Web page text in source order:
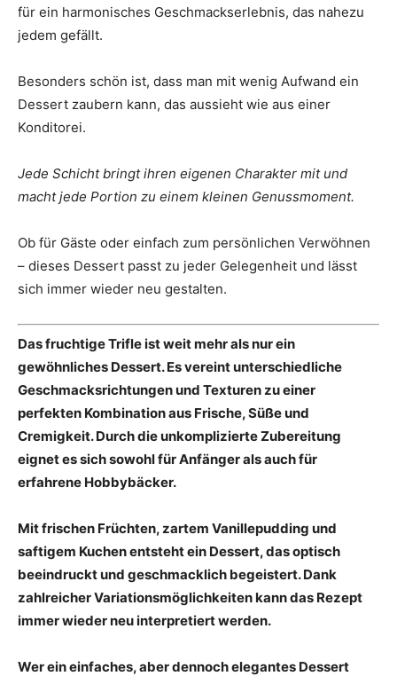
für ein harmonisches Geschmackserlebnis, das nahezu
jedem gefällt.
Besonders schön ist, dass man mit wenig Aufwand ein
Dessert zaubern kann, das aussieht wie aus einer
Konditorei.
Jede Schicht bringt ihren eigenen Charakter mit und
macht jede Portion zu einem kleinen Genussmoment.
Ob für Gäste oder einfach zum persönlichen Verwöhnen
– dieses Dessert passt zu jeder Gelegenheit und lässt
sich immer wieder neu gestalten.
Das fruchtige Trifle ist weit mehr als nur ein
gewöhnliches Dessert. Es vereint unterschiedliche
Geschmacksrichtungen und Texturen zu einer
perfekten Kombination aus Frische, Süße und
Cremigkeit. Durch die unkomplizierte Zubereitung
eignet es sich sowohl für Anfänger als auch für
erfahrene Hobbybäcker.
Mit frischen Früchten, zartem Vanillepudding und
saftigem Kuchen entsteht ein Dessert, das optisch
beeindruckt und geschmacklich begeistert. Dank
zahlreicher Variationsmöglichkeiten kann das Rezept
immer wieder neu interpretiert werden.
Wer ein einfaches, aber dennoch elegantes Dessert